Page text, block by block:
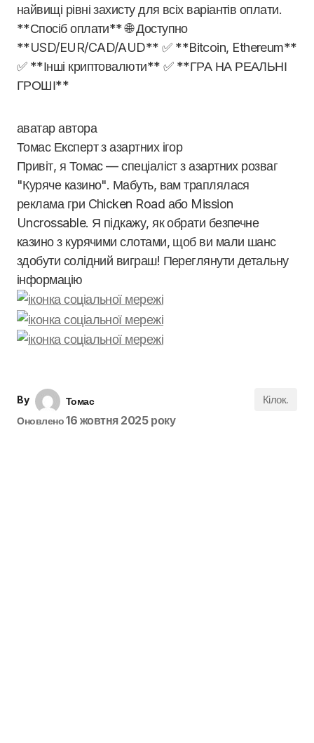
найвищі рівні захисту для всіх варіантів оплати.
**Спосіб оплати** 🌐 Доступно
**USD/EUR/CAD/AUD** ✅ **Bitcoin, Ethereum**
✅ **Інші криптовалюти** ✅ **ГРА НА РЕАЛЬНІ
ГРОШІ**
Томас Експерт з азартних ігор
Привіт, я Томас — спеціаліст з азартних розваг
"Куряче казино". Мабуть, вам траплялася
реклама гри Chicken Road або Mission
Uncrossable. Я підкажу, як обрати безпечне
казино з курячими слотами, щоб ви мали шанс
здобути солідний виграш! Переглянути детальну
інформацію
By
Томас
Оновлено16 жовтня 2025 року
Кілок.